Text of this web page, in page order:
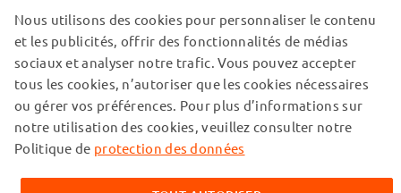
NOS PARTENAIRES DE LIVRAISON
© subtel.ch 2026
Tous les prix incluent la TVA et excluent les frais de port.
Veuillez noter que toutes les marques citées sont des
mentionnées sur nos pages web uniquement pour fournir des
Nous utilisons des cookies pour personnaliser le contenu
et les publicités, offrir des fonctionnalités de médias
sociaux et analyser notre trafic. Vous pouvez accepter
tous les cookies, n’autoriser que les cookies nécessaires
ou gérer vos préférences. Pour plus d’informations sur
notre utilisation des cookies, veuillez consulter notre
Politique de protection des données